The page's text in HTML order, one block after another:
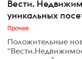
Вести.
уникальных
Прочее
Положительные